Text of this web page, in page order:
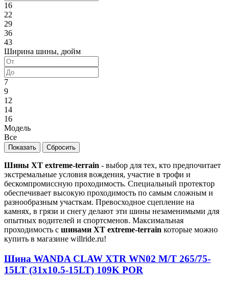
16
22
29
36
43
Ширина шины, дюйм
7
9
12
14
16
Модель
Все
Шины XT extreme-terrain - выбор для тех, кто предпочитает
экстремальные условия вождения, участие в трофи и
бескомпромиссную проходимость. Специальный протектор
обеспечивает высокую проходимость по самым сложным и
разнообразным участкам. Превосходное сцепление на
камнях, в грязи и снегу делают эти шины незаменимыми для
опытных водителей и спортсменов. Максимальная
проходимость с шинами XT extreme-terrain которые можно
купить в магазине willride.ru!
Шина WANDA CLAW XTR WN02 M/T 265/75-
15LT (31x10.5-15LT) 109K POR